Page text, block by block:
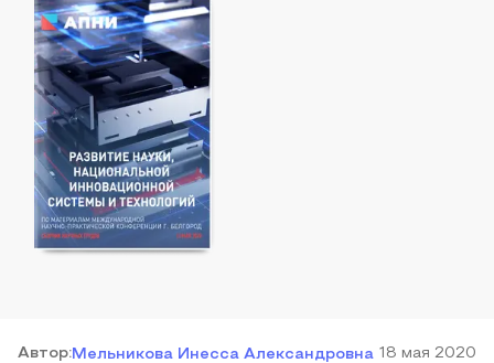
Автор:Мельникова Инесса Александровна 18 мая 2020